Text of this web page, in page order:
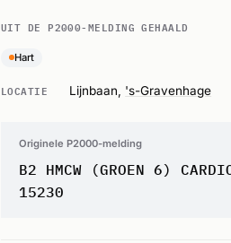
UIT DE P2000-MELDING GEHAALD
Hart
LOCATIE Lijnbaan, 's-Gravenhage
Originele P2000-melding
B2 HMCW (GROEN 6)
15230